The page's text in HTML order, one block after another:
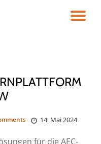
14. Mai 2024
für die AEC-